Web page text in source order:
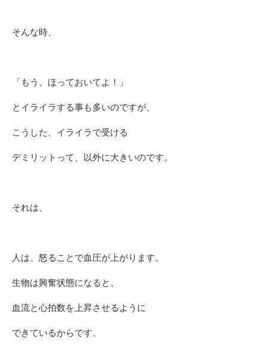
そんな時、
「もう、ほっておいてよ！」
とイライラする事も多いのですが、
こうした、イライラで受ける
デミリットって、以外に大きいのです。
それは、
人は、怒ることで血圧が上がります。
生物は興奮状態になると、
血流と心拍数を上昇させるように
できているからです。